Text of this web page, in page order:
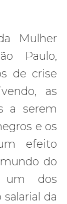
Mulher
Paulo,
de crise
as
a serem
e os
efeito
do
um dos
da